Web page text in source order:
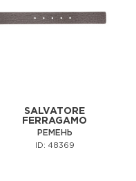
SALVATORE
FERRAGAMO
РЕМЕНЬ
ID: 48369